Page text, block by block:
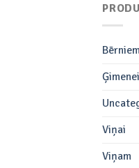
Bērniem
Ģimenei
Viņai
Viņam